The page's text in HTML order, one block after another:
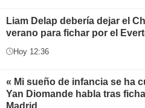
Liam Delap debería dejar el
verano para fichar por el
Hoy 12:36
« Mi sueño de infancia se ha
Yan Diomande habla tras
Madrid